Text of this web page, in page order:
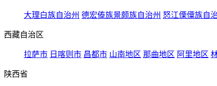
大理白族自治州 德宏傣族景颇族自治州 怒江傈僳族自
西藏自治区
拉萨市 日喀则市 昌都市 山南地区 那曲地区 阿里地区
陕西省